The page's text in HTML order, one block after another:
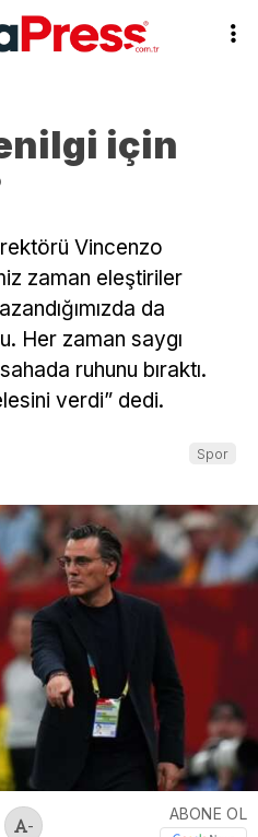
için
Vincenzo
zaman eleştiriler
da
Her zaman saygı
ruhunu bıraktı.
verdi” dedi.
Spor
-
ABONE OL